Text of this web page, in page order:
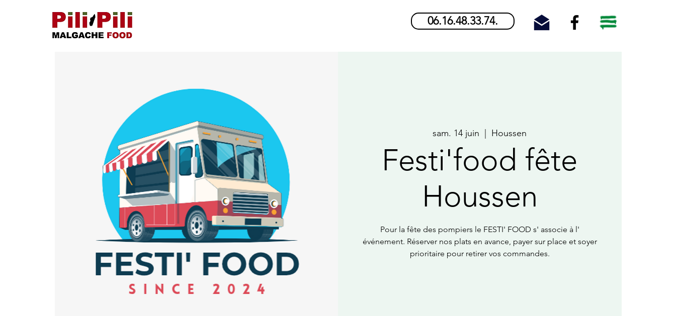
06.16.48.33.74.
sam. 14 juin Houssen
Festi'food fête
Houssen
Pour la fête des pompiers le FESTI' FOOD s' associe à l'
événement. Réserver nos plats en avance, payer sur place et soyer
prioritaire pour retirer vos commandes.